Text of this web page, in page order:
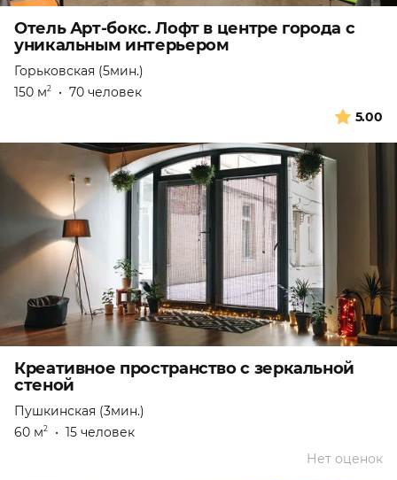
Отель Арт-бокс. Лофт в центре города с
уникальным интерьером
Горьковская (5мин.)
150 м2 • 70 человек
5.00
Креативное пространство с зеркальной
стеной
Пушкинская (3мин.)
60 м2 • 15 человек
Нет оценок